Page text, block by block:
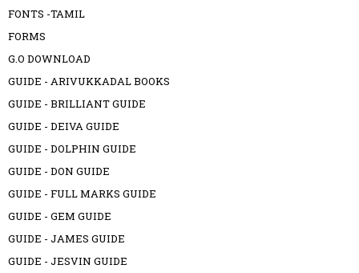
FONTS -TAMIL
FORMS
G.O DOWNLOAD
GUIDE - ARIVUKKADAL BOOKS
GUIDE - BRILLIANT GUIDE
GUIDE - DEIVA GUIDE
GUIDE - DOLPHIN GUIDE
GUIDE - DON GUIDE
GUIDE - FULL MARKS GUIDE
GUIDE - GEM GUIDE
GUIDE - JAMES GUIDE
GUIDE - JESVIN GUIDE